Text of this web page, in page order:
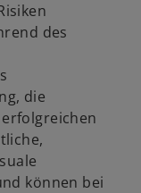
des
die
können bei